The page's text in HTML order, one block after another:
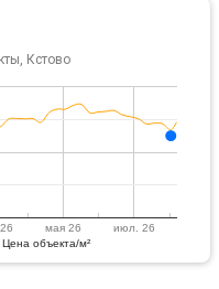
Кстово
Цена объекта/м²
мая 26 июл. 26